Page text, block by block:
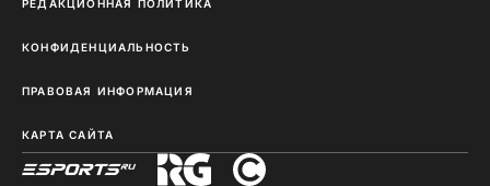
РЕДАКЦИОННАЯ ПОЛИТИКА
КОНФИДЕНЦИАЛЬНОСТЬ
ПРАВОВАЯ ИНФОРМАЦИЯ
КАРТА САЙТА